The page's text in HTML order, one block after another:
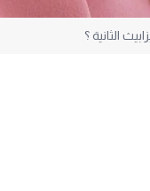
الثانية ؟